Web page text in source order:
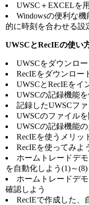
UWSC＋EXCELを
Windowsの便利な
的に時刻を合わせる設
UWSCとRecIEの使い
UWSCをダウンロ
RecIEをダウンロー
UWSCとRecIEをイ
UWSCの記録機能を
記録したUWSCフ
UWSCのファイル
UWSCの記録機能
RecIEを使うメリッ
RecIEを使ってみよ
ホームトレードデ
を自動化しよう(1)～(8)
ホームトレードデ
確認しよう
RecIEで作成した、